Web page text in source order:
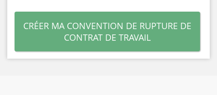
CRÉER MA CONVENTION DE RUPTURE DE
CONTRAT DE TRAVAIL